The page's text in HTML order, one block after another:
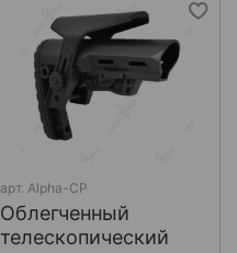
арт. Alpha-CP
Облегченный
телескопический